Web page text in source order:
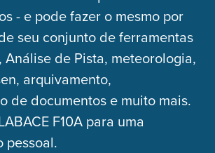
- e pode fazer o mesmo por
seu conjunto de ferramentas
Análise de Pista, meteorologia,
arquivamento,
de documentos e muito mais.
F10A para uma
pessoal.